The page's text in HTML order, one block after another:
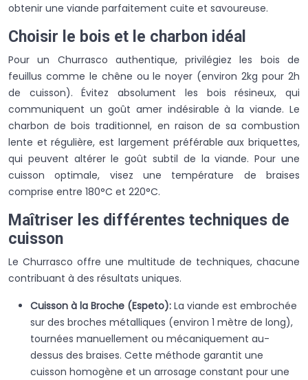
obtenir une viande parfaitement cuite et savoureuse.
Choisir le bois et le charbon idéal
Pour un Churrasco authentique, privilégiez les bois de
feuillus comme le chêne ou le noyer (environ 2kg pour 2h
de cuisson). Évitez absolument les bois résineux, qui
communiquent un goût amer indésirable à la viande. Le
charbon de bois traditionnel, en raison de sa combustion
lente et régulière, est largement préférable aux briquettes,
qui peuvent altérer le goût subtil de la viande. Pour une
cuisson optimale, visez une température de braises
comprise entre 180°C et 220°C.
Maîtriser les différentes techniques de
cuisson
Le Churrasco offre une multitude de techniques, chacune
contribuant à des résultats uniques.
Cuisson à la Broche (Espeto): La viande est embrochée
sur des broches métalliques (environ 1 mètre de long),
tournées manuellement ou mécaniquement au-
dessus des braises. Cette méthode garantit une
cuisson homogène et un arrosage constant pour une